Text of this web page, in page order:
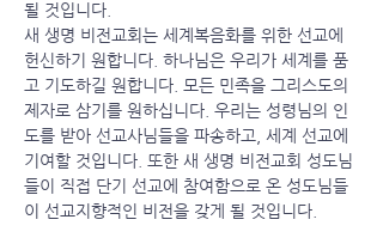
될 것입니다.
새 생명 비전교회는 세계복음화를 위한 선교에
헌신하기 원합니다. 하나님은 우리가 세계를 품
고 기도하길 원합니다. 모든 민족을 그리스도의
제자로 삼기를 원하십니다. 우리는 성령님의 인
도를 받아 선교사님들을 파송하고, 세계 선교에
기여할 것입니다. 또한 새 생명 비전교회 성도님
들이 직접 단기 선교에 참여함으로 온 성도님들
이 선교지향적인 비전을 갖게 될 것입니다.